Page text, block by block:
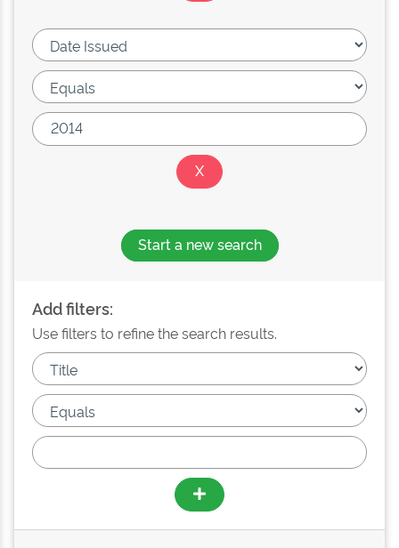
Start a new search
Add filters:
Use filters to refine the search results.